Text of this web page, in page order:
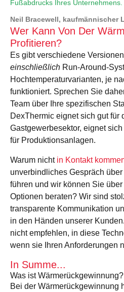
Fußabdrucks Ihres Unternehmens.
Neil Bracewell, kaufmännischer
Wer Kann Von Der
Profitieren?
Es gibt verschiedene
einschließlich Run-Around-
Hochtemperaturvarianten, je
funktioniert. Sprechen Sie
Team über Ihre spezifischen
DexThermic eignet sich gut für
Gastgewerbesektor, eignet
für Produktionsanlagen.
Warum nicht in Kontakt
unverbindliches Gespräch
führen und wir können Sie
Optionen beraten? Wir sind
transparente Kommunikation
in den Händen unserer
nicht empfehlen, in diese
wenn sie Ihren Anforderungen
In Summe...
Was ist Wärmerückgewinnung?
Bei der Wärmerückgewinnung